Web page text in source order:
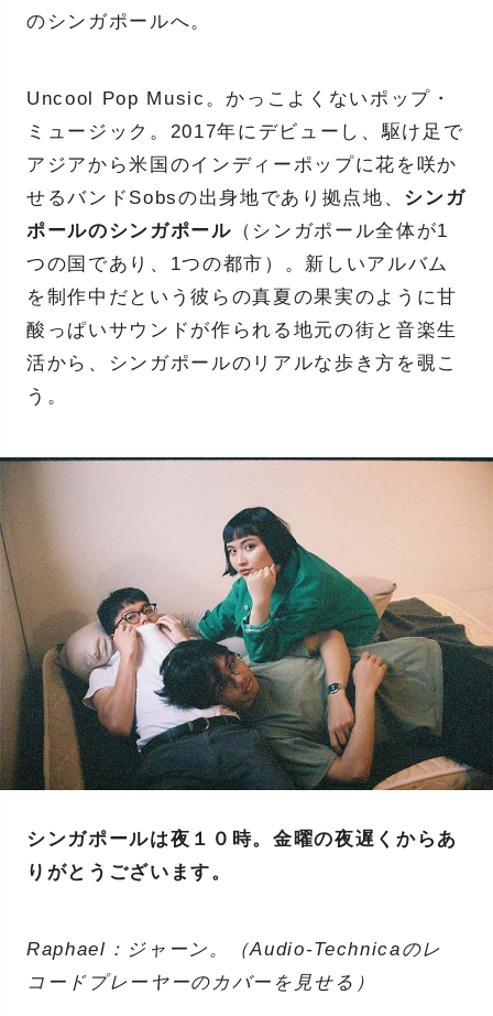
のシンガポールへ。
Uncool Pop Music。かっこよくないポップ・
ミュージック。2017年にデビューし、駆け足で
アジアから米国のインディーポップに花を咲か
せるバンドSobsの出身地であり拠点地、 シンガ
ポールのシンガポール （シンガポール全体が1
つの国であり、1つの都市）。新しいアルバム
を制作中だという彼らの真夏の果実のように甘
酸っぱいサウンドが作られる地元の街と音楽生
活から、シンガポールのリアルな歩き方を覗こ
う。
シンガポールは夜１０時。金曜の夜遅くからあ
りがとうございます。
Raphael：ジャーン。（Audio-Technicaのレ
コードプレーヤーのカバーを見せる）